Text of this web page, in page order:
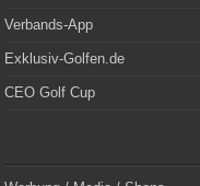
Verbands-App
Exklusiv-Golfen.de
CEO Golf Cup